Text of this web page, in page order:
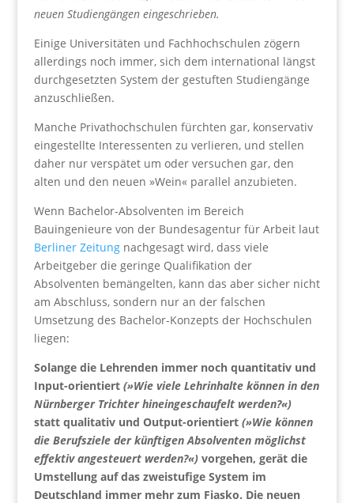
neuen Studiengängen eingeschrieben.
Einige Universitäten und Fachhochschulen zögern
allerdings noch immer, sich dem international längst
durchgesetzten System der gestuften Studiengänge
anzuschließen.
Manche Privathochschulen fürchten gar, konservativ
eingestellte Interessenten zu verlieren, und stellen
daher nur verspätet um oder versuchen gar, den
alten und den neuen »Wein« parallel anzubieten.
Wenn Bachelor-Absolventen im Bereich
Bauingenieure von der Bundesagentur für Arbeit laut
Berliner Zeitungnachgesagt wird, dass viele
Arbeitgeber die geringe Qualifikation der
Absolventen bemängelten, kann das aber sicher nicht
am Abschluss, sondern nur an der falschen
Umsetzung des Bachelor-Konzepts der Hochschulen
liegen:
Solange die Lehrenden immer noch quantitativ und
Input-orientiert (»Wie viele Lehrinhalte können in den
Nürnberger Trichter hineingeschaufelt werden?«)
statt qualitativ und Output-orientiert (»Wie können
die Berufsziele der künftigen Absolventen möglichst
effektiv angesteuert werden?«)vorgehen, gerät die
Umstellung auf das zweistufige System im
Deutschland immer mehr zum Fiasko. Die neuen